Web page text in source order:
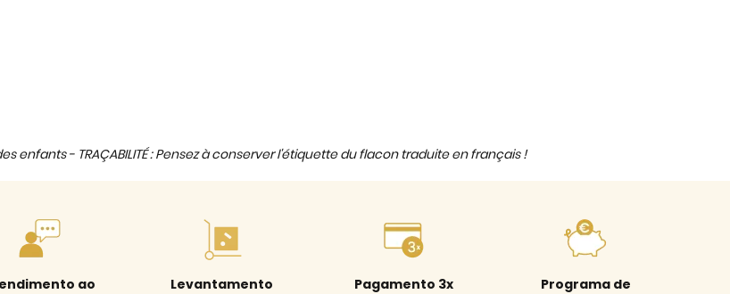
enfants - TRAÇABILITÉ : Pensez à conserver l'étiquette du flacon traduite en français !
ao
Levantamento
Pagamento 3x
Programa de